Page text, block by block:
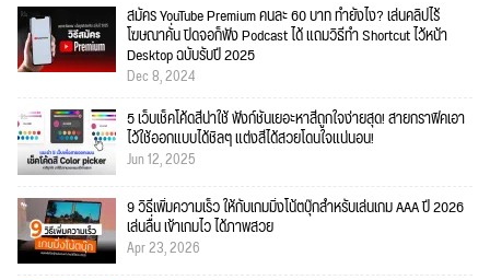
สมัคร YouTube Premium คนละ 60 บาท ทำยังไง? เล่นคลิปไร้
โฆษณาคั่น ปิดจอก็ฟัง Podcast ได้ แถมวิธีทำ Shortcut ไว้หน้า
Desktop ฉบับรับปี 2025
Dec 8, 2024
5 เว็บเช็คโค้ดสีน่าใช้ ฟังก์ชั่นเยอะหาสีถูกใจง่ายสุด! สายกราฟิคเอา
ไว้ใช้ออกแบบได้ชิลๆ แต่งสีได้สวยโดนใจแน่นอน!
Jun 12, 2025
9 วิธีเพิ่มความเร็ว ให้กับเกมมิ่งโน้ตบุ๊กสำหรับเล่นเกม AAA ปี 2026
เล่นลื่น เข้าเกมไว ได้ภาพสวย
Apr 23, 2026